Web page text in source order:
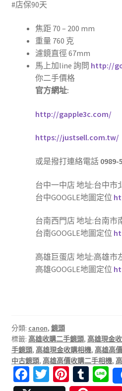
#店保90天
焦距 70 – 200 mm
重量 760 克
濾鏡直徑 67mm
馬上加line 詢問 http://
你二手價格
官方網址:
http://gapple3c.com/
https://justsell.com.tw/
或是撥打連絡電話 0989-
台中一中店 地址:台中市
台中GOOGLE地圖定位
台南西門店 地址:台南市
台南GOOGLE地圖定位
高雄巨蛋店 地址:高雄市
高雄GOOGLE地圖定位
分類: canon, 鏡頭
標籤: 高雄收購二手鏡頭, 高雄現金
手鏡頭, 高雄現金收購相機, 高雄高
中古鏡頭, 高雄高價收購二手相機,
Fa T Pi T Li